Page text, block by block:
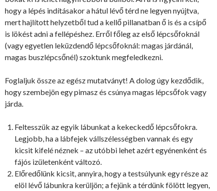
hogy a lépés indításakor a hátul lévő térd ne legyen nyújtva,
mert hajlított helyzetből tud a kellő pillanatban ő is és a csípő
is lökést adni a fellépéshez. Erről főleg az első lépcsőfoknál
(vagy egyetlen leküzdendő lépcsőfoknál: magas járdánál,
magas buszlépcsőnél) szoktunk megfeledkezni.
Foglaljuk össze az egész mutatványt! A dolog úgy kezdődik,
hogy szembejön egy pimasz és csúnya magas lépcsőfok vagy
járda.
Feltesszük az egyik lábunkat a kekeckedő lépcsőfokra.
Legjobb, ha a lábfejek vállszélességben vannak és egy
kicsit kifelé néznek – az utóbbi lehet azért egyénenként és
fájós izületenként változó.
Előredőlünk kicsit, annyira, hogy a testsúlyunk egy része az
elöl lévő lábunkra kerüljön; a fejünk a térdünk fölött legyen,